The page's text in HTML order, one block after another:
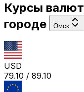
Курсы валют
городе
Омск
USD
79.10 / 89.10